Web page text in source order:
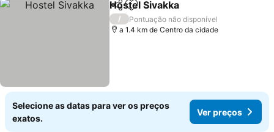
PartilharAdicionar aos favoritos
Hostel Sivakka
/
Pontuação não disponível
a 1.4 km de Centro da cidade
Selecione as datas para ver os preços
exatos.
Ver preços